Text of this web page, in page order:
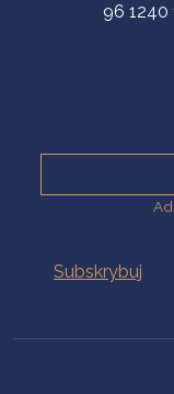
96 1240